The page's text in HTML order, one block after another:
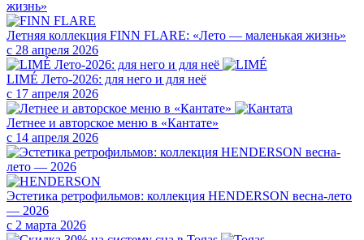
Летняя коллекция FINN FLARE: «Лето — маленькая жизнь»
с 28 апреля 2026
LIMÉ Лето-2026: для него и для неё
с 17 апреля 2026
Летнее и авторское меню в «Кантате»
с 14 апреля 2026
Эстетика ретрофильмов: коллекция HENDERSON весна-лето
— 2026
с 2 марта 2026